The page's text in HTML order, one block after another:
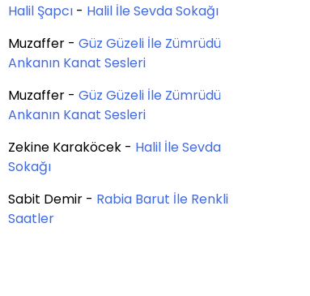
Halil Şapcı - Halil İle Sevda Sokağı
Muzaffer - Güz Güzeli İle Zümrüdü
Ankanın Kanat Sesleri
Muzaffer - Güz Güzeli İle Zümrüdü
Ankanın Kanat Sesleri
Zekine Karaköcek - Halil İle Sevda
Sokağı
Sabit Demir - Rabia Barut İle Renkli
Saatler